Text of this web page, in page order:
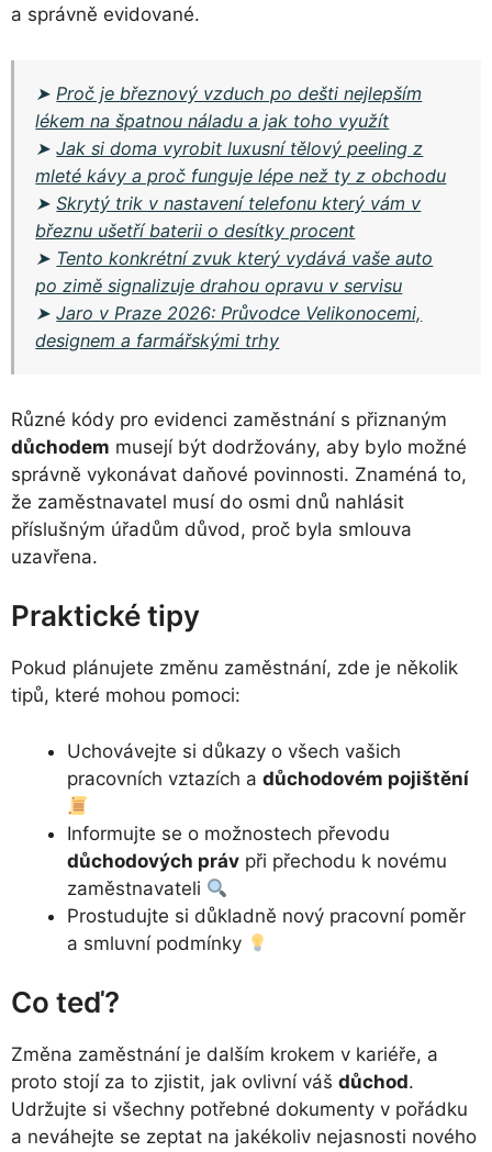
a správně evidované.
➤Proč je březnový vzduch po dešti nejlepším
lékem na špatnou náladu a jak toho využít
➤Jak si doma vyrobit luxusní tělový peeling z
mleté kávy a proč funguje lépe než ty z obchodu
➤Skrytý trik v nastavení telefonu který vám v
březnu ušetří baterii o desítky procent
➤ Tento konkrétní zvuk který vydává vaše auto
po zimě signalizuje drahou opravu v servisu
➤Jaro v Praze 2026: Průvodce Velikonocemi,
designem a farmářskými trhy
Různé kódy pro evidenci zaměstnání s přiznaným
důchodem musejí být dodržovány, aby bylo možné
správně vykonávat daňové povinnosti. Znaméná to,
že zaměstnavatel musí do osmi dnů nahlásit
příslušným úřadům důvod, proč byla smlouva
uzavřena.
Praktické tipy
Pokud plánujete změnu zaměstnání, zde je několik
tipů, které mohou pomoci:
Uchovávejte si důkazy o všech vašich
pracovních vztazích a důchodovém pojištění
Informujte se o možnostech převodu
důchodových práv při přechodu k novému
zaměstnavateli
Prostudujte si důkladně nový pracovní poměr
a smluvní podmínky
Co teď?
Změna zaměstnání je dalším krokem v kariéře, a
proto stojí za to zjistit, jak ovlivní váš důchod.
Udržujte si všechny potřebné dokumenty v pořádku
a neváhejte se zeptat na jakékoliv nejasnosti nového